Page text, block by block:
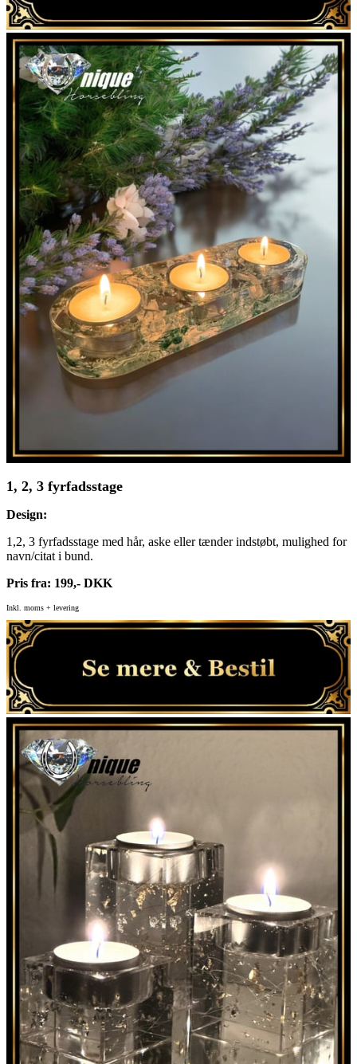
1, 2, 3 fyrfadsstage
Design:
1,2, 3 fyrfadsstage med hår, aske eller tænder indstøbt, mulighed for
navn/citat i bund.
Pris fra: 199,- DKK
Inkl. moms + levering